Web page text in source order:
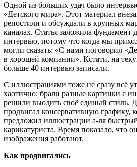
Одной из больших удач было
«Детского мира». Этот материал
репостили и обсуждали в крупных
каналах. Статья заложила фундамент
интервью, потому что когда мы
могли сказать: «С нами поговорил
в хорошей компании». Кстати, на
больше 40 интервью записали.
С иллюстрациями тоже не сразу всё
хаотично: брали разные картинки с
решили выодить своё единый стиль.
продвигал консервативную графику,
предложил иллюстрации а-ля
карикатуриста. Время показало, что
изображения работают.
Как продвигались